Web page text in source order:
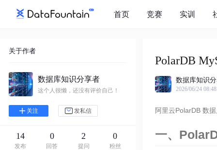
首页 竞赛 实训
关于作者
数据库知识分享者
这个人很懒，还没有评价自己！
关注 发私信
14
发布
0
回答
2
提问
0
粉丝
PolarDB
数据库知识
2026/06/24
阿里云PolarDB 数
一、